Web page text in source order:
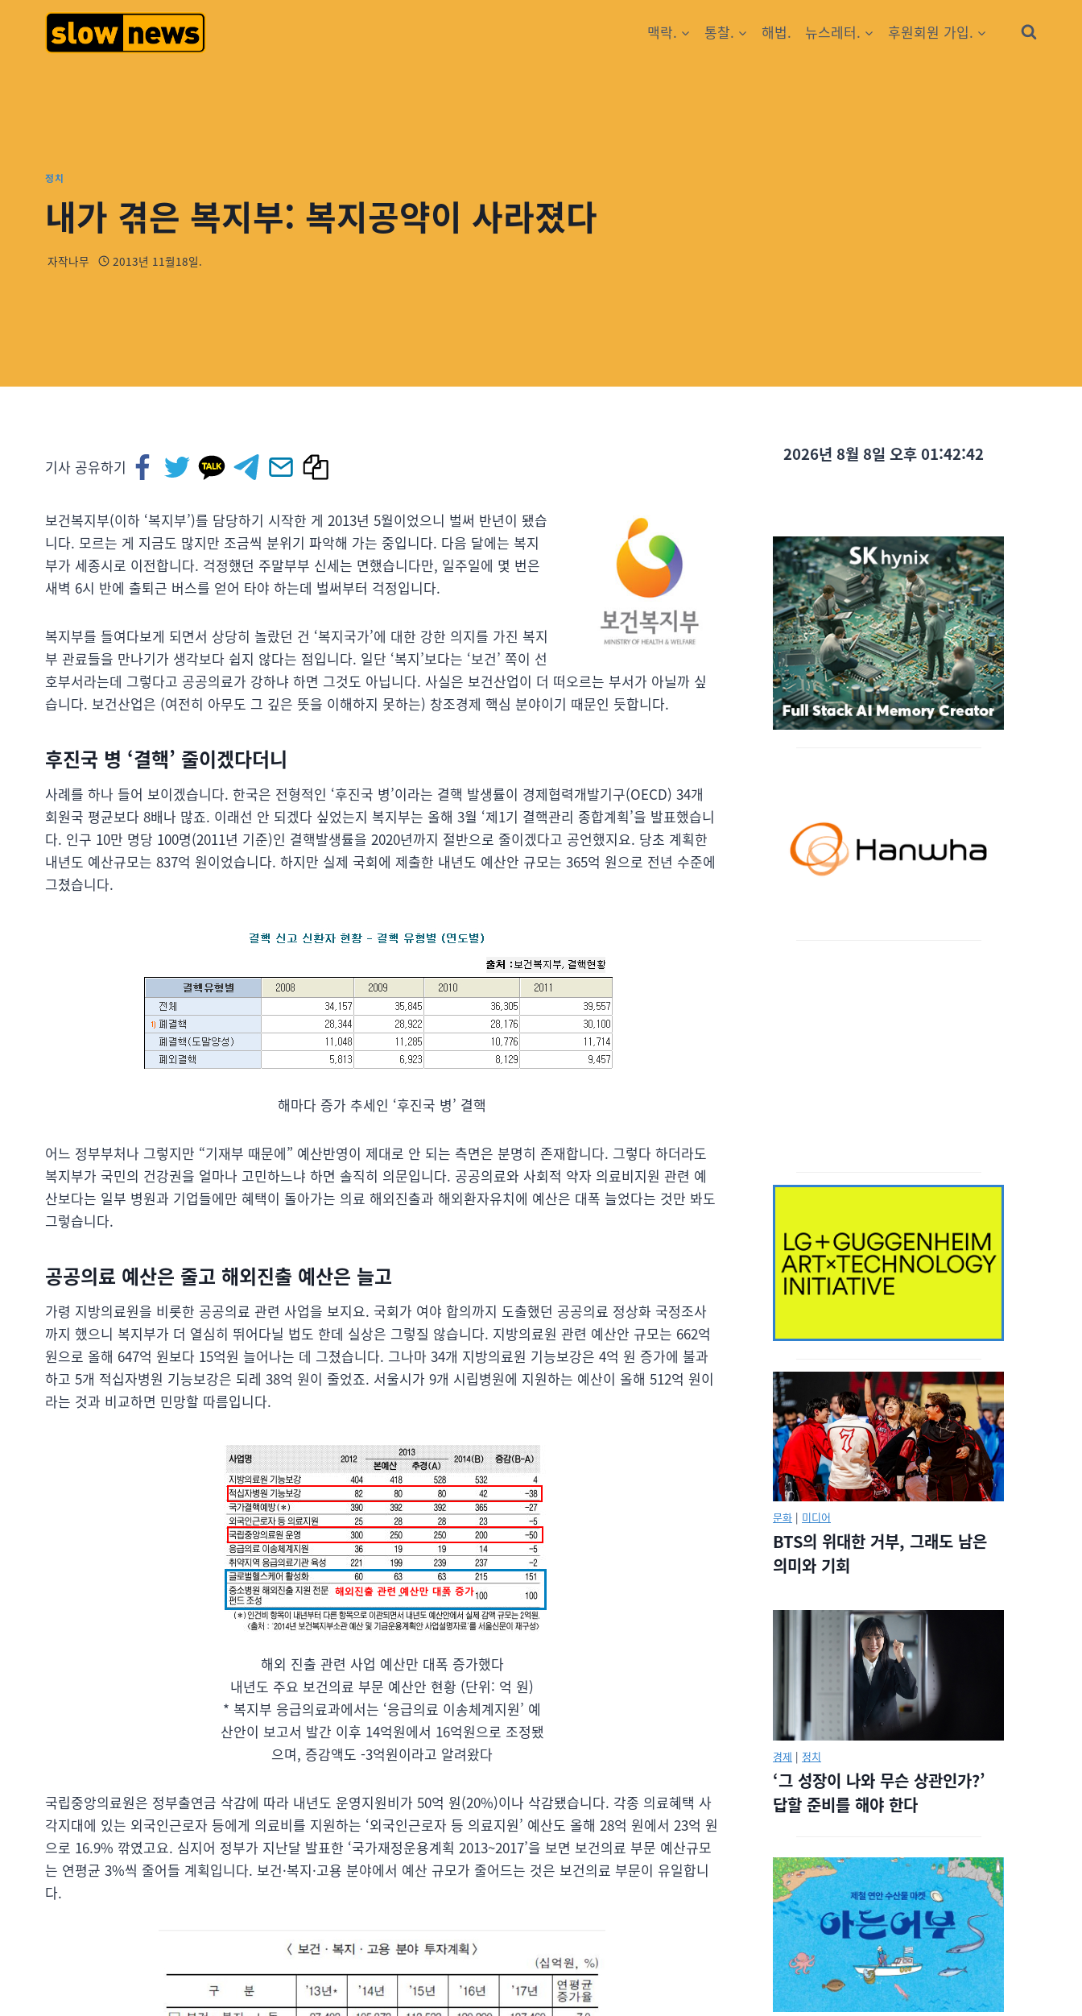
맥락. 통찰. 해법. 뉴스레터. 후원회원 가입.
정치
내가 겪은 복지부: 복지공약이 사라졌다
자작나무 2013년 11월18일.
기사 공유하기
보건복지부(이하 ‘복지부’)를 담당하기 시작한 게 2013년 5월이었으니 벌써 반년이 됐습
니다. 모르는 게 지금도 많지만 조금씩 분위기 파악해 가는 중입니다. 다음 달에는 복지
부가 세종시로 이전합니다. 걱정했던 주말부부 신세는 면했습니다만, 일주일에 몇 번은
새벽 6시 반에 출퇴근 버스를 얻어 타야 하는데 벌써부터 걱정입니다.
복지부를 들여다보게 되면서 상당히 놀랐던 건 ‘복지국가’에 대한 강한 의지를 가진 복지
부 관료들을 만나기가 생각보다 쉽지 않다는 점입니다. 일단 ‘복지’보다는 ‘보건’ 쪽이 선
호부서라는데 그렇다고 공공의료가 강하냐 하면 그것도 아닙니다. 사실은 보건산업이 더 떠오르는 부서가 아닐까 싶
습니다. 보건산업은 (여전히 아무도 그 깊은 뜻을 이해하지 못하는) 창조경제 핵심 분야이기 때문인 듯합니다.
후진국 병 ‘결핵’ 줄이겠다더니
사례를 하나 들어 보이겠습니다. 한국은 전형적인 ‘후진국 병’이라는 결핵 발생률이 경제협력개발기구(OECD) 34개
회원국 평균보다 8배나 많죠. 이래선 안 되겠다 싶었는지 복지부는 올해 3월 ‘제1기 결핵관리 종합계획’을 발표했습니
다. 인구 10만 명당 100명(2011년 기준)인 결핵발생률을 2020년까지 절반으로 줄이겠다고 공언했지요. 당초 계획한
내년도 예산규모는 837억 원이었습니다. 하지만 실제 국회에 제출한 내년도 예산안 규모는 365억 원으로 전년 수준에
그쳤습니다.
해마다 증가 추세인 ‘후진국 병’ 결핵
어느 정부부처나 그렇지만 “기재부 때문에” 예산반영이 제대로 안 되는 측면은 분명히 존재합니다. 그렇다 하더라도
복지부가 국민의 건강권을 얼마나 고민하느냐 하면 솔직히 의문입니다. 공공의료와 사회적 약자 의료비지원 관련 예
산보다는 일부 병원과 기업들에만 혜택이 돌아가는 의료 해외진출과 해외환자유치에 예산은 대폭 늘었다는 것만 봐도
그렇습니다.
공공의료 예산은 줄고 해외진출 예산은 늘고
가령 지방의료원을 비롯한 공공의료 관련 사업을 보지요. 국회가 여야 합의까지 도출했던 공공의료 정상화 국정조사
까지 했으니 복지부가 더 열심히 뛰어다닐 법도 한데 실상은 그렇질 않습니다. 지방의료원 관련 예산안 규모는 662억
원으로 올해 647억 원보다 15억원 늘어나는 데 그쳤습니다. 그나마 34개 지방의료원 기능보강은 4억 원 증가에 불과
하고 5개 적십자병원 기능보강은 되레 38억 원이 줄었죠. 서울시가 9개 시립병원에 지원하는 예산이 올해 512억 원이
라는 것과 비교하면 민망할 따름입니다.
해외 진출 관련 사업 예산만 대폭 증가했다
내년도 주요 보건의료 부문 예산안 현황 (단위: 억 원)
* 복지부 응급의료과에서는 ‘응급의료 이송체계지원’ 예
산안이 보고서 발간 이후 14억원에서 16억원으로 조정됐
으며, 증감액도 -3억원이라고 알려왔다
국립중앙의료원은 정부출연금 삭감에 따라 내년도 운영지원비가 50억 원(20%)이나 삭감됐습니다. 각종 의료혜택 사
각지대에 있는 외국인근로자 등에게 의료비를 지원하는 ‘외국인근로자 등 의료지원’ 예산도 올해 28억 원에서 23억 원
으로 16.9% 깎였고요. 심지어 정부가 지난달 발표한 ‘국가재정운용계획 2013~2017’을 보면 보건의료 부문 예산규모
는 연평균 3%씩 줄어들 계획입니다. 보건·복지·고용 분야에서 예산 규모가 줄어드는 것은 보건의료 부문이 유일합니
다.
2026년 8월 8일 오후 01:42:44
문화 | 미디어
BTS의 위대한 거부, 그래도 남은
의미와 기회
경제 | 정치
‘그 성장이 나와 무슨 상관인가?’
답할 준비를 해야 한다